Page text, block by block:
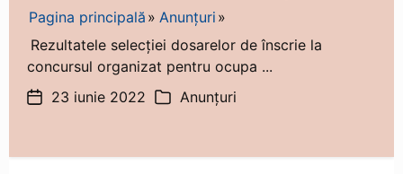
Pagina principală
Anunțuri
Rezultatele selecției dosarelor de înscrie la
concursul organizat pentru ocupa ...
Dată23 iunie 2022 Categorii
Anunțuri